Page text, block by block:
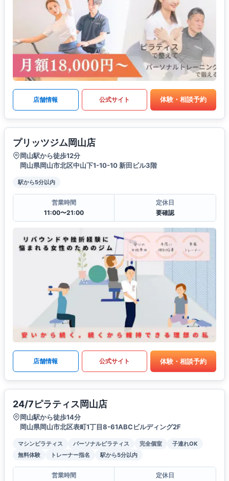
店舗情報 公式サイト 体験・相談予約
プリッツジム岡山店
岡山駅から徒歩12分
岡山県岡山市北区中山下1-10-10 新田ビル3階
駅から5分以内
営業時間
11:00〜21:00
定休日
要確認
店舗情報 公式サイト 体験・相談予約
24/7ピラティス岡山店
岡山駅から徒歩14分
岡山県岡山市北区表町1丁目8-61ABCビルディング2F
マシンピラティス パーソナルピラティス 完全個室
子連れOK
無料体験
トレーナー指名 駅から5分以内
営業時間
定休日